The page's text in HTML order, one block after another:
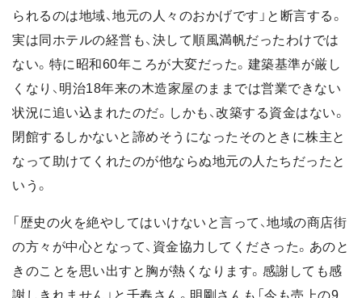
られるのは地域、地元の人々のおかげです」と断言する。
実は同ホテルの経営も、決して順風満帆だったわけでは
ない。特に昭和60年ころが大変だった。建築基準が厳し
くなり、明治18年来の木造家屋のままでは営業できない
状況に追い込まれたのだ。しかも、改築する資金はない。
閉館するしかないと諦めそうになったそのときに株主と
なって助けてくれたのが他ならぬ地元の人たちだったと
いう。
「歴史の火を絶やしてはいけないと言って、地域の商店街
の方々が中心となって、資金協力してくださった。あのと
きのことを思い出すと胸が熱くなります。感謝しても感